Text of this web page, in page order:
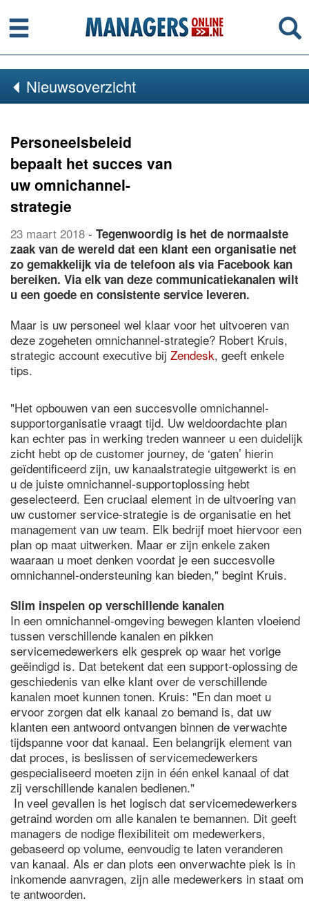
Menu
Nieuwsoverzicht
Personeelsbeleid
bepaalt het succes van
uw omnichannel-
strategie
23 maart 2018 - Tegenwoordig is het de normaalste
zaak van de wereld dat een klant een organisatie net
zo gemakkelijk via de telefoon als via Facebook kan
bereiken. Via elk van deze communicatiekanalen wilt
u een goede en consistente service leveren.
Maar is uw personeel wel klaar voor het uitvoeren van
deze zogeheten omnichannel-strategie? Robert Kruis,
strategic account executive bij Zendesk, geeft enkele
tips.
"Het opbouwen van een succesvolle omnichannel-
supportorganisatie vraagt tijd. Uw weldoordachte plan
kan echter pas in werking treden wanneer u een duidelijk
zicht hebt op de customer journey, de ‘gaten’ hierin
geïdentificeerd zijn, uw kanaalstrategie uitgewerkt is en
u de juiste omnichannel-supportoplossing hebt
geselecteerd. Een cruciaal element in de uitvoering van
uw customer service-strategie is de organisatie en het
management van uw team. Elk bedrijf moet hiervoor een
plan op maat uitwerken. Maar er zijn enkele zaken
waaraan u moet denken voordat je een succesvolle
omnichannel-ondersteuning kan bieden," begint Kruis.
Slim inspelen op verschillende kanalen
In een omnichannel-omgeving bewegen klanten vloeiend
tussen verschillende kanalen en pikken
servicemedewerkers elk gesprek op waar het vorige
geëindigd is. Dat betekent dat een support-oplossing de
geschiedenis van elke klant over de verschillende
kanalen moet kunnen tonen. Kruis: "En dan moet u
ervoor zorgen dat elk kanaal zo bemand is, dat uw
klanten een antwoord ontvangen binnen de verwachte
tijdspanne voor dat kanaal. Een belangrijk element van
dat proces, is beslissen of servicemedewerkers
gespecialiseerd moeten zijn in één enkel kanaal of dat
zij verschillende kanalen bedienen."
In veel gevallen is het logisch dat servicemedewerkers
getraind worden om alle kanalen te bemannen. Dit geeft
managers de nodige flexibiliteit om medewerkers,
gebaseerd op volume, eenvoudig te laten veranderen
van kanaal. Als er dan plots een onverwachte piek is in
inkomende aanvragen, zijn alle medewerkers in staat om
te antwoorden.